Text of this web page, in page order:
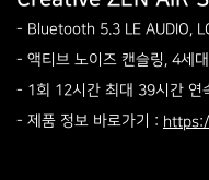
- Bluetooth 5.3 LE AUDIO,
- 액티브 노이즈 캔슬링, 4세
- 1회 12시간 최대 39시간 연
- 제품 정보 바로가기 :